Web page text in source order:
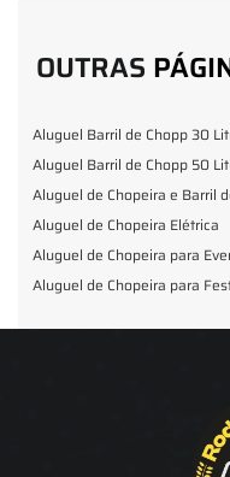
OUTRAS
Aluguel Barril de Chopp 30
Aluguel Barril de Chopp 50
Aluguel de Chopeira e Barril
Aluguel de Chopeira Elétrica
Aluguel de Chopeira para
Aluguel de Chopeira para
Chopp
Chopp